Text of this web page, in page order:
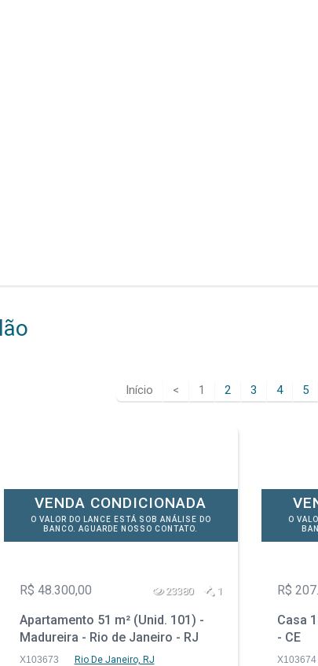
Início < 1 2 3 4 5
VENDA CONDICIONADA
O VALOR DO LANCE ESTÁ SOB ANÁLISE DO
BANCO. AGUARDE NOSSO CONTATO.
R$ 48.300,00 23380 1
Apartamento 51 m² (Unid. 101) -
Madureira - Rio de Janeiro - RJ
X103673 Rio De Janeiro, RJ
O
R$
Casa
- CE
X103674